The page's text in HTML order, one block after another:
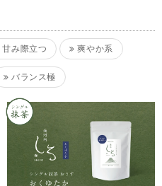
甘み際立つ 爽やか系
バランス極